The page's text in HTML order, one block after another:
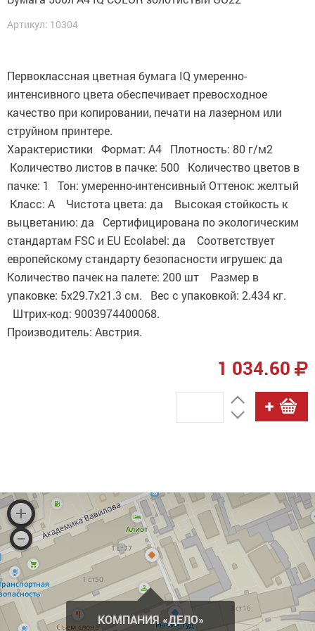
Артикул: 10304
Первоклассная цветная бумага IQ умеренно-
интенсивного цвета обеспечивает превосходное
качество при копировании, печати на лазерном или
струйном принтере.
Характеристики Формат: А4 Плотность: 80 г/м2
Количество листов в пачке: 500 Количество цветов в
пачке: 1 Тон: умеренно-интенсивный Оттенок: желтый
Класс: А Чистота цвета: да Высокая стойкость к
выцветанию: да Сертифицирована по экологическим
стандартам FSC и EU Ecolabel: да Соответствует
европейскому стандарту безопасности игрушек: да
Количество пачек на палете: 200 шт Размер в
упаковке: 5x29.7x21.3 см. Вес с упаковкой: 2.434 кг.
Штрих-код: 9003974400068.
Производитель: Австрия.
1 034.60
КОМПАНИЯ «ДЕЛО»